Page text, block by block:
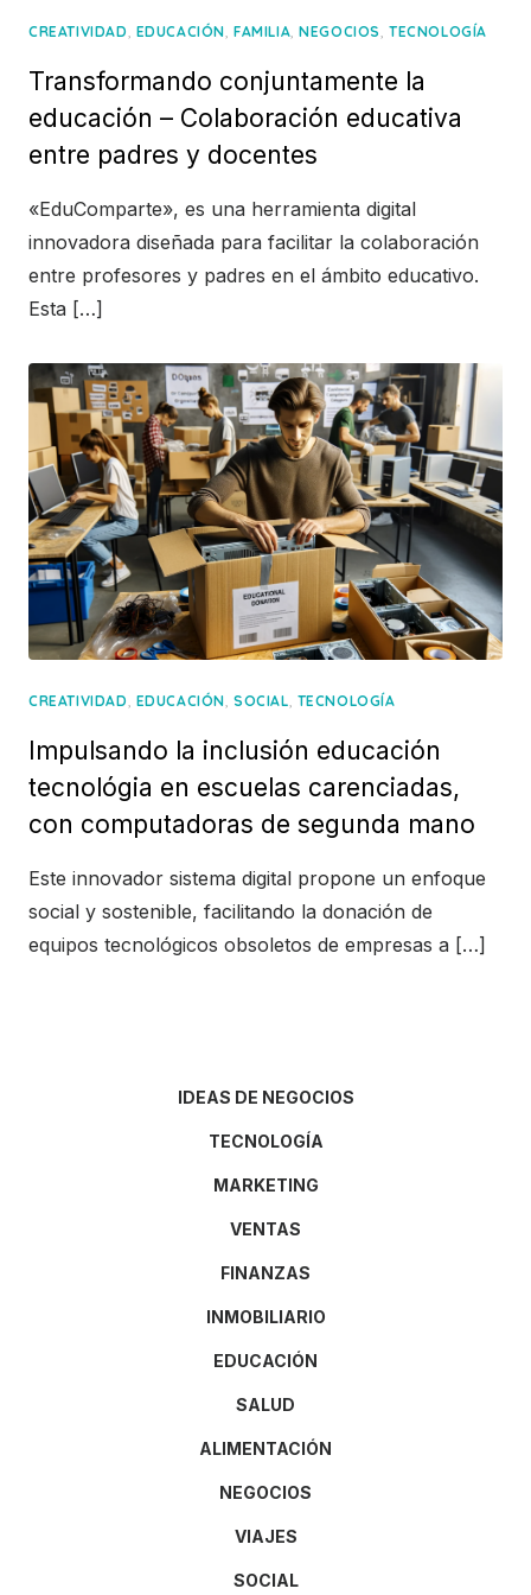
CREATIVIDAD, EDUCACIÓN,FAMILIA,NEGOCIOS,TECNOLOGÍA
Transformando conjuntamente la
educación – Colaboración educativa
entre padres y docentes
«EduComparte», es una herramienta digital
innovadora diseñada para facilitar la colaboración
entre profesores y padres en el ámbito educativo.
Esta […]
CREATIVIDAD, EDUCACIÓN,SOCIAL, TECNOLOGÍA
Impulsando la inclusión educación
tecnológia en escuelas carenciadas,
con computadoras de segunda mano
Este innovador sistema digital propone un enfoque
social y sostenible, facilitando la donación de
equipos tecnológicos obsoletos de empresas a […]
IDEAS DE NEGOCIOS
TECNOLOGÍA
MARKETING
VENTAS
FINANZAS
INMOBILIARIO
EDUCACIÓN
SALUD
ALIMENTACIÓN
NEGOCIOS
VIAJES
SOCIAL